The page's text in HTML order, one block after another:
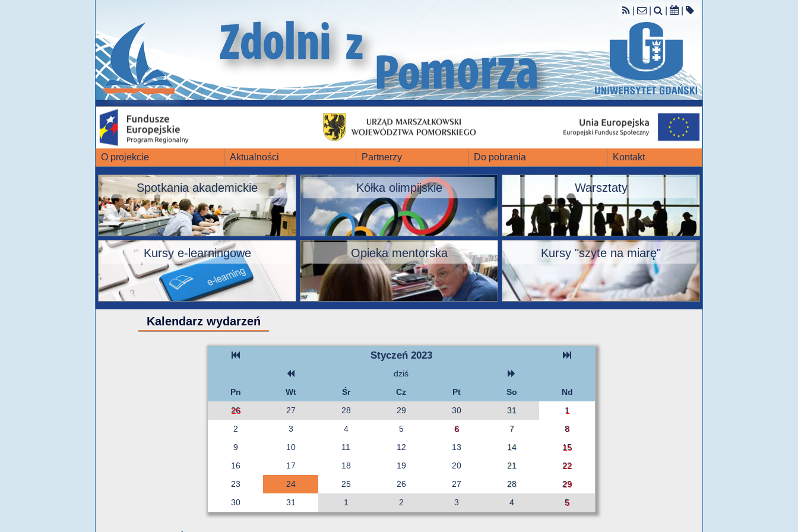
O projekcie Aktualności Partnerzy Do pobrania Kontakt
Spotkania akademickie Kółka olimpijskie Warsztaty
Kursy e-learningowe Opieka mentorska Kursy "szyte na miarę"
Kalendarz wydarzeń
Styczeń 2023
dziś
Pn
Wt Śr Cz Pt So
Nd
26
27 28 29 30 31
1
2
3 4 5 6 7
8
9
10 11 12 13 14
15
16
17 18 19 20 21
22
23
24 25 26 27 28
29
30
31 1 2 3 4 5